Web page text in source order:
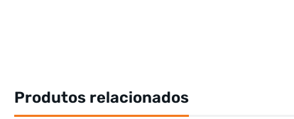
Produtos relacionados